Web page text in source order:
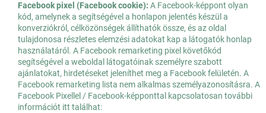
Facebook pixel (Facebook cookie): A Facebook-képpont olyan
kód, amelynek a segítségével a honlapon jelentés készül a
konverziókról, célközönségek állíthatók össze, és az oldal
tulajdonosa részletes elemzési adatokat kap a látogatók honlap
használatáról. A Facebook remarketing pixel követőkód
segítségével a weboldal látogatóinak személyre szabott
ajánlatokat, hirdetéseket jeleníthet meg a Facebook felületén. A
Facebook remarketing lista nem alkalmas személyazonosításra. A
Facebook Pixellel / Facebook-képponttal kapcsolatosan további
információt itt találhat: